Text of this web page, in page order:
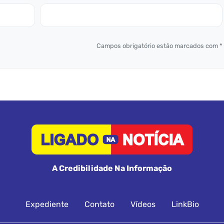
Campos obrigatório estão marcados com *
A Credibilidade Na Informação
Expediente Contato Vídeos LinkBio